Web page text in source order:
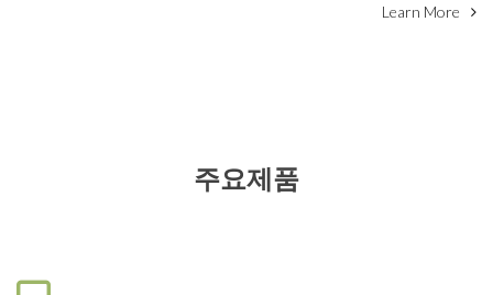
Learn More
주요제품